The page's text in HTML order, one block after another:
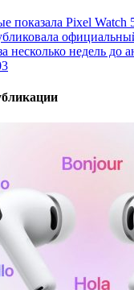
показала Pixel Watch
несколько недель до